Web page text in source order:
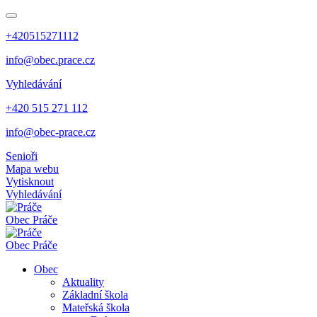
+420515271112
info@obec.prace.cz
Vyhledávání
+420 515 271 112
info@obec-prace.cz
Senioři
Mapa webu
Vytisknout
Vyhledávání
Obec Práče
Obec Práče
Obec
Aktuality
Základní škola
Mateřská škola